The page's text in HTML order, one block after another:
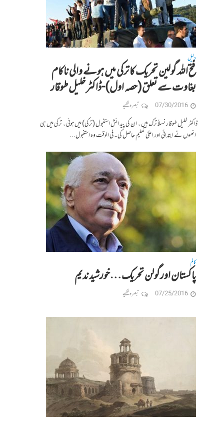
دلیل
فتح اللہ گولین تحریک کا ترکی میں ہونے والی ناکام
بغاوت سے تعلق(حصہ اول)-ڈاکٹر خلیل طوقار
07/30/2016 تبصرہ لکھیے
ڈاکٹر خلیل طوقار نسلاً ترک ہیں۔ ان کی پیدائش استنبول (ترکی) میں ہوئی۔ ترکی میں ہی
انھوں نے ابتدائی اور اعلیٰ تعلیم حاصل کی۔ فی الوقت وہ استنبول...
کالم
پاکستان اورگولن تحریک…خورشید ندیم
07/25/2016 تبصرہ لکھیے